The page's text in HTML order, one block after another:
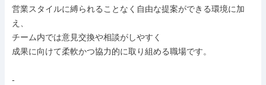
営業スタイルに縛られることなく自由な提案ができる環境に加
え、
チーム内では意見交換や相談がしやすく
成果に向けて柔軟かつ協力的に取り組める職場です。
-